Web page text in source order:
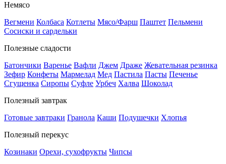
Немясо
Вегмени Колбаса Котлеты Мясо/Фарш Паштет Пельмени
Сосиски и сардельки
Полезные сладости
Батончики Варенье Вафли Джем Драже Жевательная резинка
Зефир Конфеты Мармелад Мед Пастила Пасты Печенье
Сгущенка Сиропы Суфле Урбеч Халва Шоколад
Полезный завтрак
Готовые завтраки Гранола Каши Подушечки Хлопья
Полезный перекус
Козинаки Орехи, сухофрукты Чипсы